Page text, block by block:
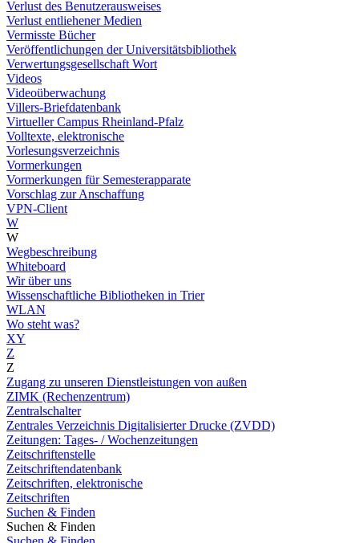
Verlust des Benutzerausweises
Verlust entliehener Medien
Vermisste Bücher
Veröffentlichungen der Universitätsbibliothek
Verwertungsgesellschaft Wort
Videos
Videoüberwachung
Villers-Briefdatenbank
Virtueller Campus Rheinland-Pfalz
Volltexte, elektronische
Vorlesungsverzeichnis
Vormerkungen
Vormerkungen für Semesterapparate
Vorschlag zur Anschaffung
VPN-Client
W
W
Wegbeschreibung
Whiteboard
Wir über uns
Wissenschaftliche Bibliotheken in Trier
WLAN
Wo steht was?
XY
Z
Z
Zugang zu unseren Dienstleistungen von außen
ZIMK (Rechenzentrum)
Zentralschalter
Zentrales Verzeichnis Digitalisierter Drucke (ZVDD)
Zeitungen: Tages- / Wochenzeitungen
Zeitschriftenstelle
Zeitschriftendatenbank
Zeitschriften, elektronische
Zeitschriften
Suchen & Finden
Suchen & Finden